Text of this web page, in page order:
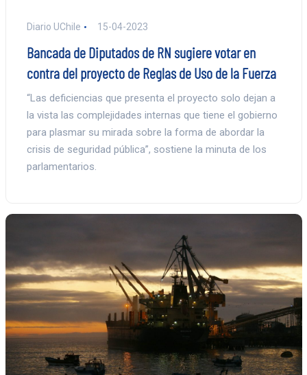
Diario UChile 15-04-2023
Bancada de Diputados de RN sugiere votar en
contra del proyecto de Reglas de Uso de la Fuerza
“Las deficiencias que presenta el proyecto solo dejan a
la vista las complejidades internas que tiene el gobierno
para plasmar su mirada sobre la forma de abordar la
crisis de seguridad pública”, sostiene la minuta de los
parlamentarios.